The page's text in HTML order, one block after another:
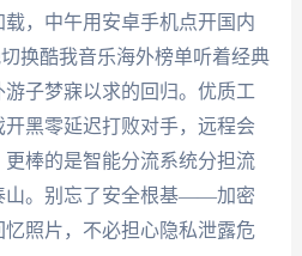
，中午用安卓手机点开国内
换酷我音乐海外榜单听着经典
子梦寐以求的回归。优质工
黑零延迟打败对手，远程会
棒的是智能分流系统分担流
山。别忘了安全根基——加密
照片，不必担心隐私泄露危